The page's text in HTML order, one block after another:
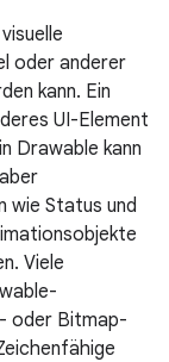
oder anderer
kann. Ein
UI-Element
Drawable kann
wie Status und
Viele
oder Bitmap-